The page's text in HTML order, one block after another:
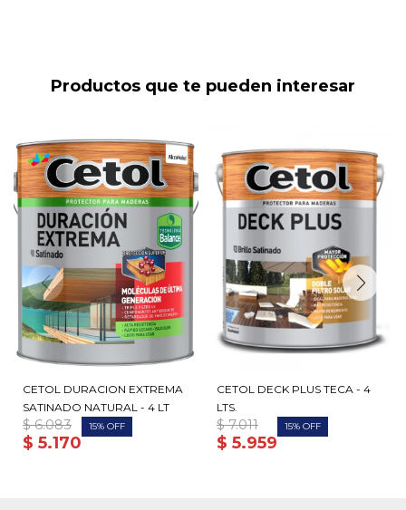
Productos que te pueden interesar
CETOL DURACION EXTREMA
SATINADO NATURAL - 4 LT
$ 5.170
$ 6.083 15
CETOL DECK PLUS TECA - 4
LTS.
$ 5.959
$ 7.011 15